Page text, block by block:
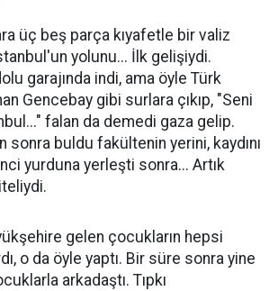
üç beş parça kıyafetle bir valiz
yolunu... İlk gelişiydi.
garajında indi, ama öyle Türk
Gencebay gibi surlara çıkıp, "Seni
falan da demedi gaza gelip.
sonra buldu fakültenin yerini, kaydını
yurduna yerleşti sonra... Artık
gelen çocukların hepsi
o da öyle yaptı. Bir süre sonra yine
arkadaştı. Tıpkı